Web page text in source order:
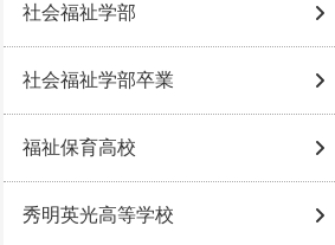
社会福祉学部
社会福祉学部卒業
福祉保育高校
秀明英光高等学校